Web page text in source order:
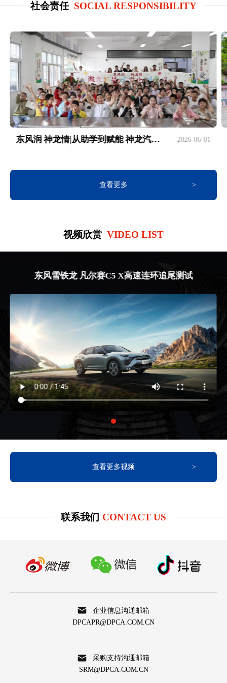
社会责任 SOCIAL RESPONSIBILITY
东风润 神龙情|从助学到赋能 神龙汽车十四载坚守书写企业责任新篇 2026-06-01
查看更多
视频欣赏 VIDEO LIST
东风雪铁龙 凡尔赛C5 X高速连环追尾测试
查看更多视频
联系我们 CONTACT US
企业信息沟通邮箱
DPCAPR@DPCA.COM.CN
采购支持沟通邮箱
SRM@DPCA.COM.CN